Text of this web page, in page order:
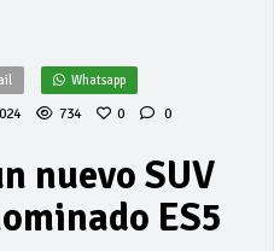
Whatsapp
734 0 0
nuevo SUV
ES5